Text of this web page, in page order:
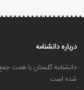
درباره دانشنامه
دانشنامه گلستان با همت
شده است